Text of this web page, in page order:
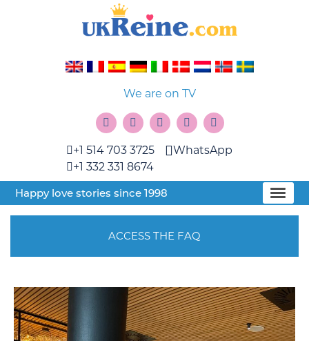
We are on TV
+1 514 703 3725
+1 332 331 8674
WhatsApp
Happy love stories since 1998
ACCESS THE FAQ